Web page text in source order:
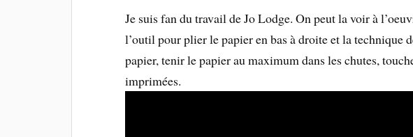
Je suis fan du travail de Jo Lodge. On peut la voir à
l’outil pour plier le papier en bas à droite et la technique
papier, tenir le papier au maximum dans les chutes,
imprimées.